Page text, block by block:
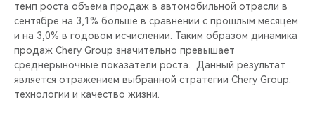
темп роста объема продаж в автомобильной отрасли в
сентябре на 3,1% больше в сравнении с прошлым месяцем
и на 3,0% в годовом исчислении. Таким образом динамика
продаж Chery Group значительно превышает
среднерыночные показатели роста. Данный результат
является отражением выбранной стратегии Chery Group:
технологии и качество жизни.